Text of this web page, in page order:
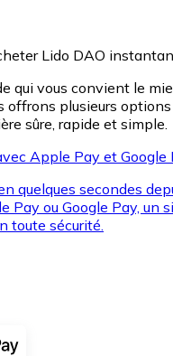
Lido DAO
qui vous convient le
offrons plusieurs
sûre, rapide et simple.
Apple Pay et Google
quelques secondes
Pay ou Google Pay, un
toute sécurité.